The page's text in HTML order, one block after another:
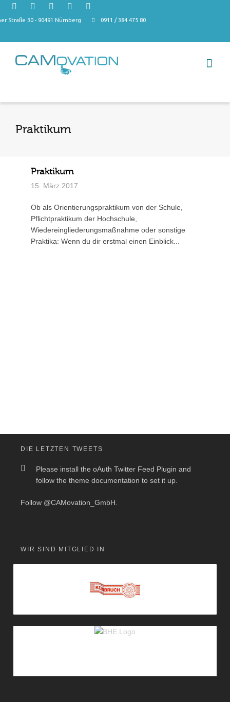
Straße 30 - 90491 Nürnberg 0911 / 384 475 80
Praktikum
Praktikum
15. März 2017
Ob als Orientierungspraktikum von der Schule,
Pflichtpraktikum der Hochschule,
Wiedereingliederungsmaßnahme oder sonstige
Praktika: Wenn du dir erstmal einen Einblick...
DIE LETZTEN TWEETS
Please install the oAuth Twitter Feed Plugin and
follow the theme documentation to set it up.
Follow @CAMovation_GmbH
WIR SIND MITGLIED IN